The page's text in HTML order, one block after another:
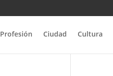
Profesión Ciudad Cultura